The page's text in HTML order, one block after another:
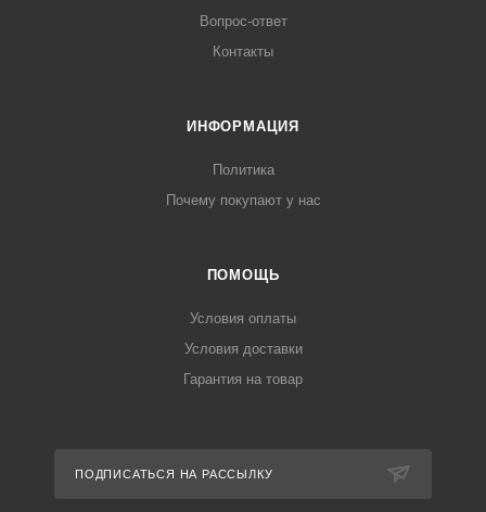
Вопрос-ответ
Контакты
ИНФОРМАЦИЯ
Политика
Почему покупают у нас
ПОМОЩЬ
Условия оплаты
Условия доставки
Гарантия на товар
ПОДПИСАТЬСЯ НА РАССЫЛКУ